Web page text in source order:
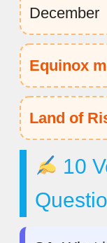
December
Equinox
Land of
10